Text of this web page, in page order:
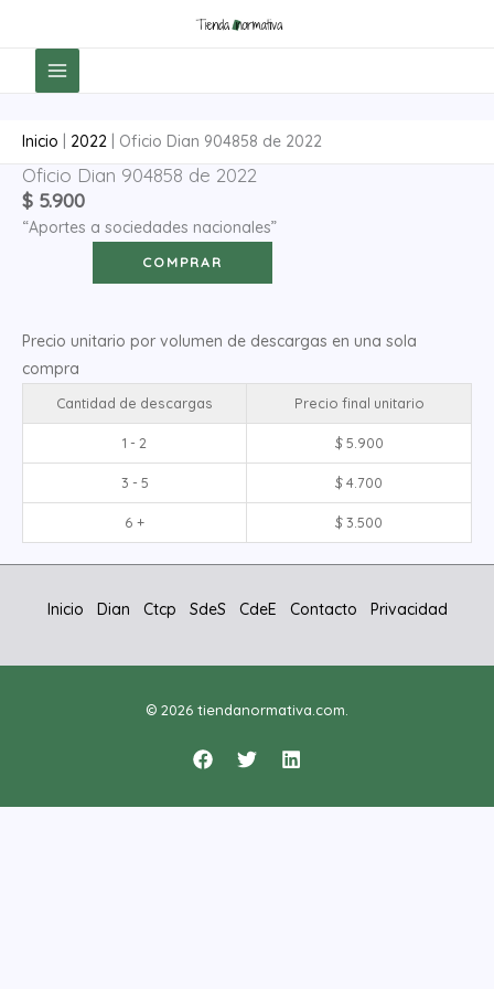
contenido
Inicio 2022 Oficio Dian 904858 de 2022
Oficio Dian 904858 de 2022
$ 5.900
“Aportes a sociedades nacionales”
Oficio
Dian
904858
COMPRAR
Precio unitario por volumen de descargas en una sola
compra
Cantidad de descargas Precio final unitario
1 - 2 $5.900
3 - 5 $4.700
6 + $3.500
Inicio Dian Ctcp SdeS CdeE Contacto Privacidad
© 2026 tiendanormativa.com.